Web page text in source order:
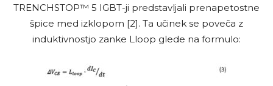
TRENCHSTOP™ 5 IGBT-ji predstavljali prenapetostne
špice med izklopom [2]. Ta učinek se poveča z
induktivnostjo zanke Lloop glede na formulo: